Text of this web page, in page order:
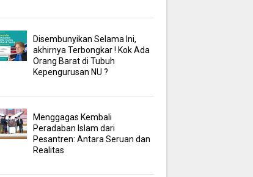
Disembunyikan Selama Ini,
akhirnya Terbongkar ! Kok Ada
Orang Barat di Tubuh
Kepengurusan NU ?
Menggagas Kembali
Peradaban Islam dari
Pesantren: Antara Seruan dan
Realitas